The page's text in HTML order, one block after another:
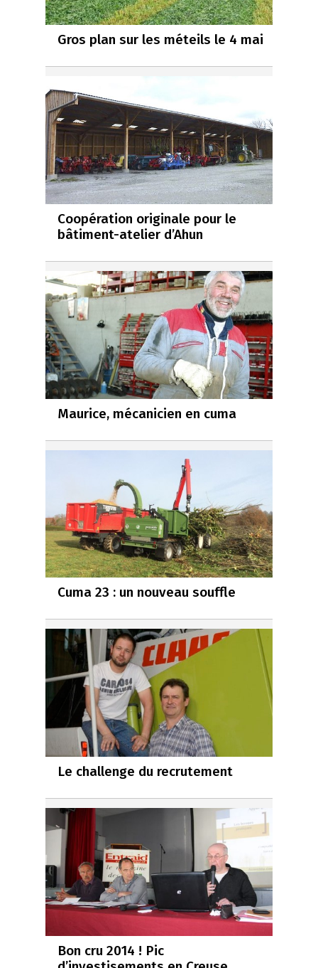
Gros plan sur les méteils le 4 mai
Coopération originale pour le
bâtiment-atelier d’Ahun
Maurice, mécanicien en cuma
Cuma 23 : un nouveau souffle
Le challenge du recrutement
Bon cru 2014 ! Pic